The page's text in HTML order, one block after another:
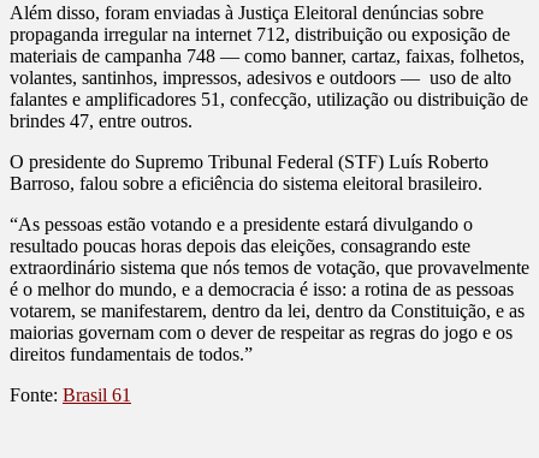
Além disso, foram enviadas à Justiça Eleitoral denúncias sobre
propaganda irregular na internet 712, distribuição ou exposição de
materiais de campanha 748 — como banner, cartaz, faixas, folhetos,
volantes, santinhos, impressos, adesivos e outdoors — uso de alto
falantes e amplificadores 51, confecção, utilização ou distribuição de
brindes 47, entre outros.
O presidente do Supremo Tribunal Federal (STF) Luís Roberto
Barroso, falou sobre a eficiência do sistema eleitoral brasileiro.
“As pessoas estão votando e a presidente estará divulgando o
resultado poucas horas depois das eleições, consagrando este
extraordinário sistema que nós temos de votação, que provavelmente
é o melhor do mundo, e a democracia é isso: a rotina de as pessoas
votarem, se manifestarem, dentro da lei, dentro da Constituição, e as
maiorias governam com o dever de respeitar as regras do jogo e os
direitos fundamentais de todos.”
Fonte: Brasil 61